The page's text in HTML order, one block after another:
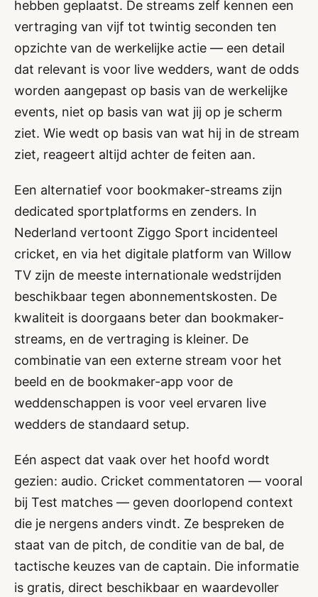
hebben geplaatst. De streams zelf kennen een
vertraging van vijf tot twintig seconden ten
opzichte van de werkelijke actie — een detail
dat relevant is voor live wedders, want de odds
worden aangepast op basis van de werkelijke
events, niet op basis van wat jij op je scherm
ziet. Wie wedt op basis van wat hij in de stream
ziet, reageert altijd achter de feiten aan.
Een alternatief voor bookmaker-streams zijn
dedicated sportplatforms en zenders. In
Nederland vertoont Ziggo Sport incidenteel
cricket, en via het digitale platform van Willow
TV zijn de meeste internationale wedstrijden
beschikbaar tegen abonnementskosten. De
kwaliteit is doorgaans beter dan bookmaker-
streams, en de vertraging is kleiner. De
combinatie van een externe stream voor het
beeld en de bookmaker-app voor de
weddenschappen is voor veel ervaren live
wedders de standaard setup.
Eén aspect dat vaak over het hoofd wordt
gezien: audio. Cricket commentatoren — vooral
bij Test matches — geven doorlopend context
die je nergens anders vindt. Ze bespreken de
staat van de pitch, de conditie van de bal, de
tactische keuzes van de captain. Die informatie
is gratis, direct beschikbaar en waardevoller